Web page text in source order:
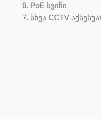
PoE სვიჩი
სხვა CCTV